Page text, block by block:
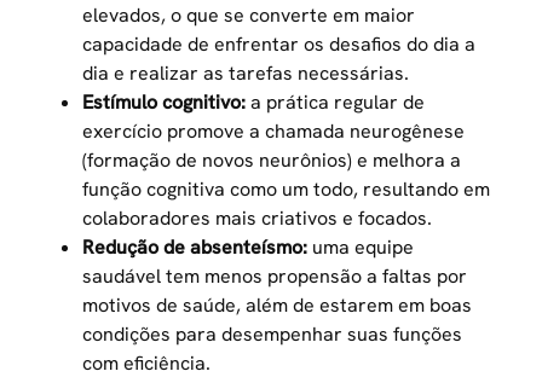
elevados, o que se converte em maior
capacidade de enfrentar os desafios do dia a
dia e realizar as tarefas necessárias.
Estímulo cognitivo:a prática regular de
exercício promove a chamada neurogênese
(formação de novos neurônios) e melhora a
função cognitiva como um todo, resultando em
colaboradores mais criativos e focados.
Redução de absenteísmo: uma equipe
saudável tem menos propensão a faltas por
motivos de saúde, além de estarem em boas
condições para desempenhar suas funções
com eficiência.